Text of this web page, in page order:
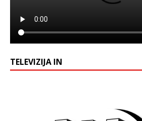
TELEVIZIJA IN